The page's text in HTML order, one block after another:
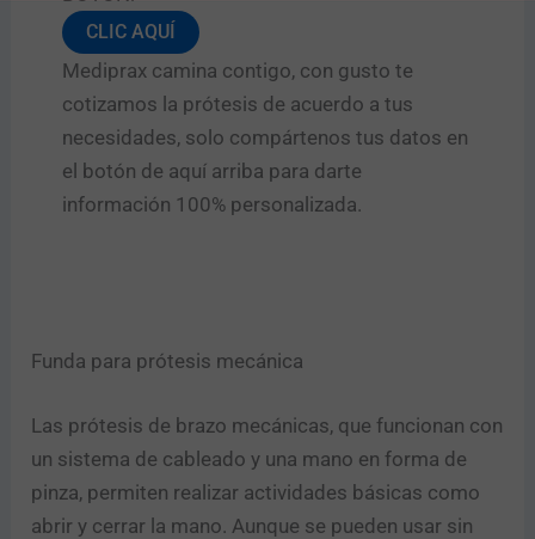
CLIC AQUÍ
Mediprax camina contigo, con gusto te
cotizamos la prótesis de acuerdo a tus
necesidades, solo compártenos tus datos en
el botón de aquí arriba para darte
información 100% personalizada.
Funda para prótesis mecánica
Las prótesis de brazo mecánicas, que funcionan con
un sistema de cableado y una mano en forma de
pinza, permiten realizar actividades básicas como
abrir y cerrar la mano. Aunque se pueden usar sin
Enviar